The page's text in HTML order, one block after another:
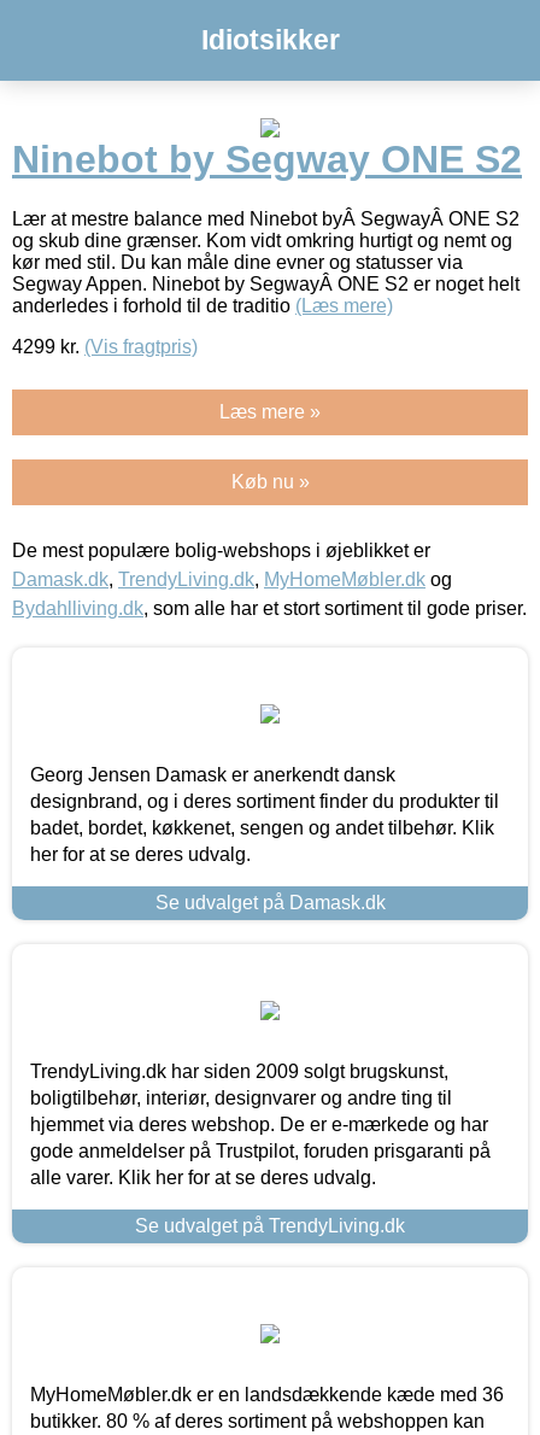
Idiotsikker
Ninebot by Segway ONE S2
Lær at mestre balance med Ninebot byÂ SegwayÂ ONE S2
og skub dine grænser. Kom vidt omkring hurtigt og nemt og
kør med stil. Du kan måle dine evner og statusser via
Segway Appen. Ninebot by SegwayÂ ONE S2 er noget helt
anderledes i forhold til de traditio (Læs mere)
4299 kr. (Vis fragtpris)
Læs mere »
Køb nu »
De mest populære bolig-webshops i øjeblikket er
Damask.dk, TrendyLiving.dk, MyHomeMøbler.dk og
Bydahlliving.dk, som alle har et stort sortiment til gode priser.
Georg Jensen Damask er anerkendt dansk
designbrand, og i deres sortiment finder du produkter til
badet, bordet, køkkenet, sengen og andet tilbehør. Klik
her for at se deres udvalg.
Se udvalget på Damask.dk
TrendyLiving.dk har siden 2009 solgt brugskunst,
boligtilbehør, interiør, designvarer og andre ting til
hjemmet via deres webshop. De er e-mærkede og har
gode anmeldelser på Trustpilot, foruden prisgaranti på
alle varer. Klik her for at se deres udvalg.
Se udvalget på TrendyLiving.dk
MyHomeMøbler.dk er en landsdækkende kæde med 36
butikker. 80 % af deres sortiment på webshoppen kan